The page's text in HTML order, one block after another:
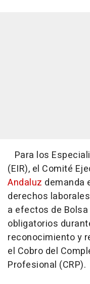
Para los
(EIR), el Comité
Andaluz demanda
derechos
a efectos de
obligatorios
reconocimiento y
el Cobro del
Profesional (CRP).